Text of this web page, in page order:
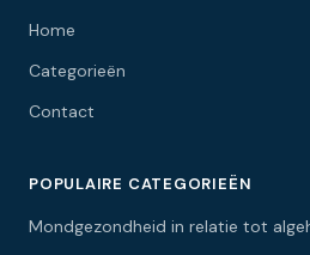
Home
Categorieën
Contact
POPULAIRE CATEGORIEËN
Mondgezondheid in relatie tot